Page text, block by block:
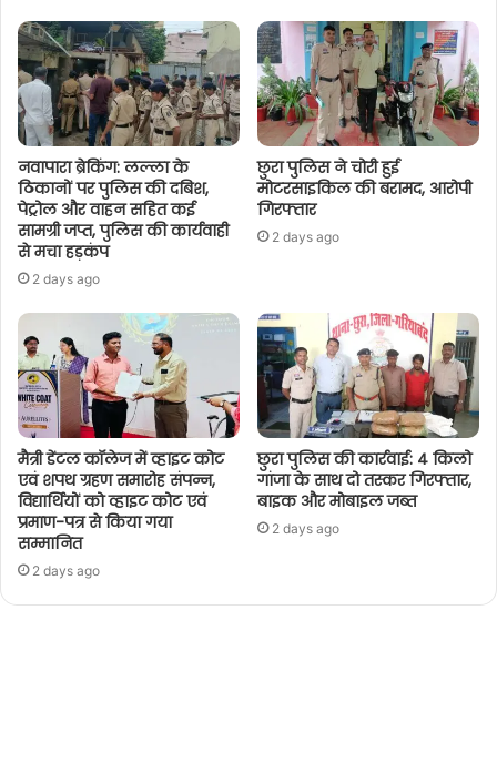
नवापारा ब्रेकिंग: लल्ला के
ठिकानों पर पुलिस की दबिश,
पेट्रोल और वाहन सहित कई
सामग्री जप्त, पुलिस की कार्यवाही
से मचा हड़कंप
2 days ago
छुरा पुलिस ने चोरी हुई
मोटरसाइकिल की बरामद, आरोपी
गिरफ्तार
2 days ago
मैत्री डेंटल कॉलेज में व्हाइट कोट
एवं शपथ ग्रहण समारोह संपन्न,
विद्यार्थियों को व्हाइट कोट एवं
प्रमाण-पत्र से किया गया
सम्मानित
2 days ago
छुरा पुलिस की कार्रवाई: 4 किलो
गांजा के साथ दो तस्कर गिरफ्तार,
बाइक और मोबाइल जब्त
2 days ago